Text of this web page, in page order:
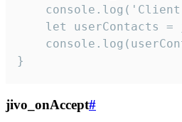
let userContacts =
}
jivo_onAccept#